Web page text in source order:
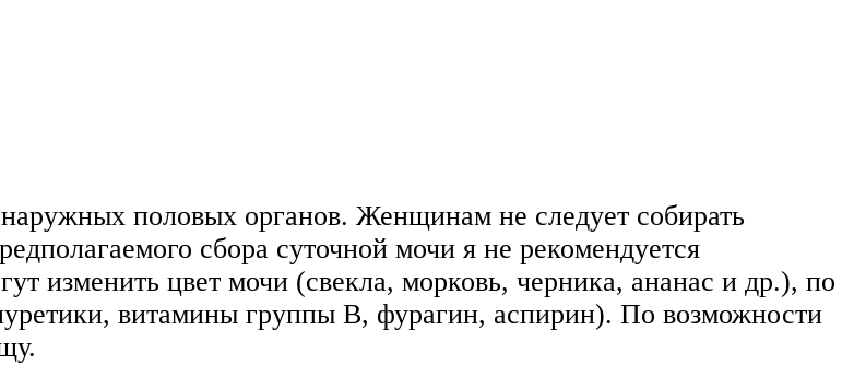
половых органов. Женщинам не следует собирать
сбора суточной мочи я не рекомендуется
изменить цвет мочи (свекла, морковь, черника, ананас и др.), по
витамины группы В, фурагин, аспирин). По возможности